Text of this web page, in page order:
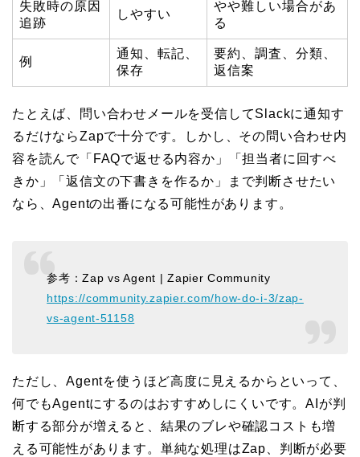
失敗時の原因
追跡
しやすい
やや難しい場合があ
る
例
通知、転記、
保存
要約、調査、分類、
返信案
たとえば、問い合わせメールを受信してSlackに通知す
るだけならZapで十分です。しかし、その問い合わせ内
容を読んで「FAQで返せる内容か」「担当者に回すべ
きか」「返信文の下書きを作るか」まで判断させたい
なら、Agentの出番になる可能性があります。
参考：Zap vs Agent | Zapier Community
https://community.zapier.com/how-do-i-3/zap-
vs-agent-51158
ただし、Agentを使うほど高度に見えるからといって、
何でもAgentにするのはおすすめしにくいです。AIが判
断する部分が増えると、結果のブレや確認コストも増
える可能性があります。単純な処理はZap、判断が必要